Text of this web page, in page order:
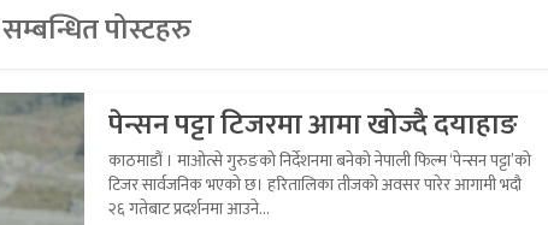
सम्बन्धित पोस्टहरु
पेन्सन पट्टा टिजरमा आमा खोज्दै दयाहाङ
काठमाडौं । माओत्से गुरुङको निर्देशनमा बनेको नेपाली फिल्म ‘पेन्सन पट्टा’को
टिजर सार्वजनिक भएको छ। हरितालिका तीजको अवसर पारेर आगामी भदौ
२६ गतेबाट प्रदर्शनमा आउने...